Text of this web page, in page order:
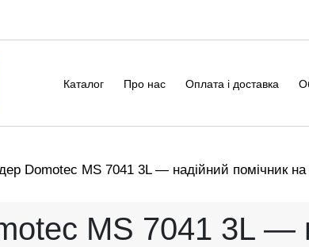
Каталог Про нас Оплата і доставка
Domotec MS 7041 3L — надійний помічник на
MS 7041 3L —